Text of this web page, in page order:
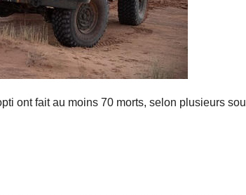
ont fait au moins 70 morts, selon plusieurs